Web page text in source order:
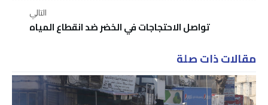
التالي
تواصل الاحتجاجات في الخضر ضد انقطاع المياه
مقالات ذات صلة